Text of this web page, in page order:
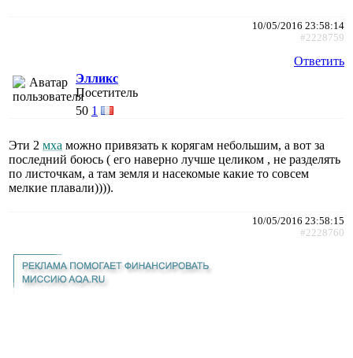
10/05/2016 23:58:14
#2228759
Ответить
Элликс
Посетитель
50 1
Эти 2 мха можно привязать к корягам небольшим, а вот за
последний боюсь ( его наверно лучше целиком , не разделять
по листочкам, а там земля и насекомые какие то совсем
мелкие плавали)))).
10/05/2016 23:58:15
#2228760